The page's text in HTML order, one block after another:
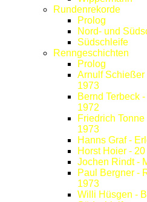
Rundenrekorde
Prolog
Nord- und
Südschleife
Renngeschichten
Prolog
Arnulf Schießer
1973
Bernd Terbeck
1972
Friedrich
1973
Hanns Graf -
Horst Hoier -
Jochen Rindt -
Paul Bergner -
1973
Willi Hüsgen -